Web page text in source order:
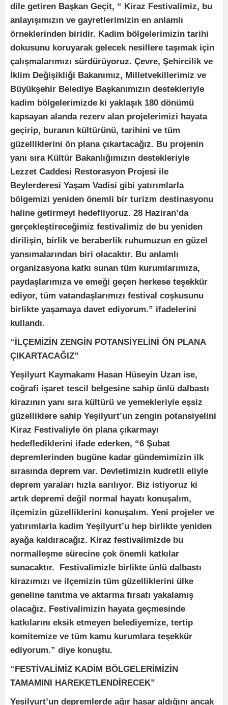
dile getiren Başkan Geçit, “ Kiraz Festivalimiz, bu
anlayışımızın ve gayretlerimizin en anlamlı
örneklerinden biridir. Kadim bölgelerimizin tarihi
dokusunu koruyarak gelecek nesillere taşımak için
çalışmalarımızı sürdürüyoruz. Çevre, Şehircilik ve
İklim Değişikliği Bakanımız, Milletvekillerimiz ve
Büyükşehir Belediye Başkanımızın destekleriyle
kadim bölgelerimizde ki yaklaşık 180 dönümü
kapsayan alanda rezerv alan projelerimizi hayata
geçirip, buranın kültürünü, tarihini ve tüm
güzelliklerini ön plana çıkartacağız. Bu projenin
yanı sıra Kültür Bakanlığımızın destekleriyle
Lezzet Caddesi Restorasyon Projesi ile
Beylerderesi Yaşam Vadisi gibi yatırımlarla
bölgemizi yeniden önemli bir turizm destinasyonu
haline getirmeyi hedefliyoruz. 28 Haziran’da
gerçekleştireceğimiz festivalimiz de bu yeniden
dirilişin, birlik ve beraberlik ruhumuzun en güzel
yansımalarından biri olacaktır. Bu anlamlı
organizasyona katkı sunan tüm kurumlarımıza,
paydaşlarımıza ve emeği geçen herkese teşekkür
ediyor, tüm vatandaşlarımızı festival coşkusunu
birlikte yaşamaya davet ediyorum.” ifadelerini
kullandı.
“İLÇEMİZİN ZENGİN POTANSİYELİNİ ÖN PLANA
ÇIKARTACAĞIZ”
Yeşilyurt Kaymakamı Hasan Hüseyin Uzan ise,
coğrafi işaret tescil belgesine sahip ünlü dalbastı
kirazının yanı sıra kültürü ve yemekleriyle eşsiz
güzelliklere sahip Yeşilyurt’un zengin potansiyelini
Kiraz Festivaliyle ön plana çıkarmayı
hedeflediklerini ifade ederken, “6 Şubat
depremlerinden bugüne kadar gündemimizin ilk
sırasında deprem var. Devletimizin kudretli eliyle
deprem yaraları hızla sarılıyor. Biz istiyoruz ki
artık depremi değil normal hayatı konuşalım,
ilçemizin güzelliklerini konuşalım. Yeni projeler ve
yatırımlarla kadim Yeşilyurt’u hep birlikte yeniden
ayağa kaldıracağız. Kiraz festivalimizde bu
normalleşme sürecine çok önemli katkılar
sunacaktır. Festivalimizle birlikte ünlü dalbastı
kirazımızı ve ilçemizin tüm güzelliklerini ülke
geneline tanıtma ve aktarma fırsatı yakalamış
olacağız. Festivalimizin hayata geçmesinde
katkılarını eksik etmeyen belediyemize, tertip
komitemize ve tüm kamu kurumlara teşekkür
ediyorum.” diye konuştu.
“FESTİVALİMİZ KADİM BÖLGELERİMİZİN
TAMAMINI HAREKETLENDİRECEK”
Yeşilyurt’un depremlerde ağır hasar aldığını ancak